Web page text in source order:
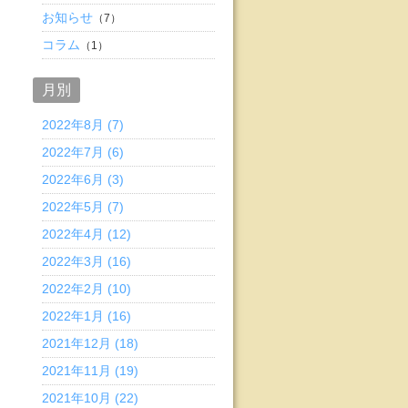
お知らせ （7）
コラム （1）
月別
2022年8月 (7)
2022年7月 (6)
2022年6月 (3)
2022年5月 (7)
2022年4月 (12)
2022年3月 (16)
2022年2月 (10)
2022年1月 (16)
2021年12月 (18)
2021年11月 (19)
2021年10月 (22)